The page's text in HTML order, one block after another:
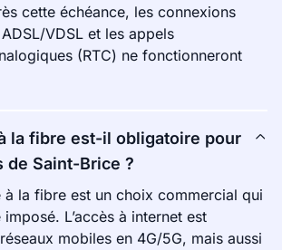
cette échéance, les connexions
VDSL et les appels
(RTC) ne fonctionneront
la fibre est-il obligatoire pour
de Saint-Brice ?
à la fibre est un choix commercial qui
L’accès à internet est
mobiles en 4G/5G, mais aussi